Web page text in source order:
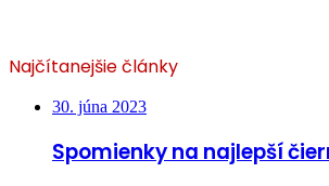
Najčítanejšie články
30. júna 2023
Spomienky na najlepší